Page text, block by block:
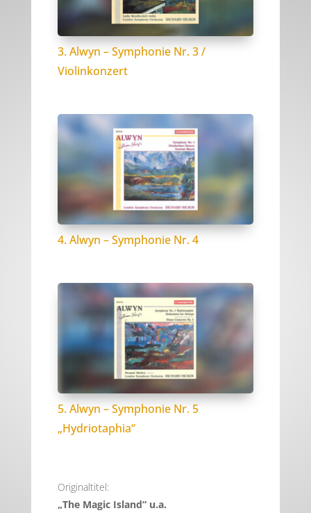
3. Alwyn – Symphonie Nr. 3 /
Violinkonzert
4. Alwyn – Symphonie Nr. 4
5. Alwyn – Symphonie Nr. 5
„Hydriotaphia“
Originaltitel:
„The Magic Island“ u.a.